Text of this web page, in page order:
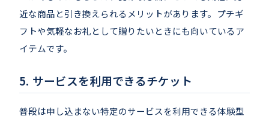
近な商品と引き換えられるメリットがあります。プチギ
フトや気軽なお礼として贈りたいときにも向いているア
イテムです。
サービスを利用できるチケット
普段は申し込まない特定のサービスを利用できる体験型